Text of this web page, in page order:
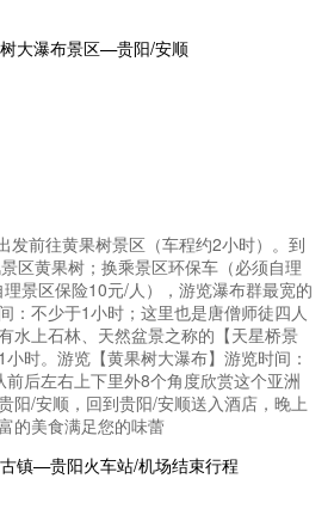
大瀑布景区—贵阳/安顺
前往黄果树景区（车程约2小时）。到
区黄果树；换乘景区环保车（必须自理
景区保险10元/人），游览瀑布群最宽的
：不少于1小时；这里也是唐僧师徒四人
水上石林、天然盆景之称的【天星桥景
时。游览【黄果树大瀑布】游览时间：
后左右上下里外8个角度欣赏这个亚洲
阳/安顺，回到贵阳/安顺送入酒店，晚上
的美食满足您的味蕾
镇—贵阳火车站/机场结束行程